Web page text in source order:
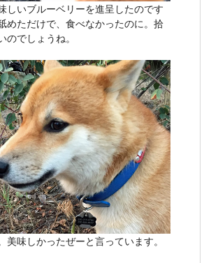
しいブルーベリーを進呈したのです
めただけで、食べなかったのに。拾
のでしょうね。
美味しかったぜーと言っています。